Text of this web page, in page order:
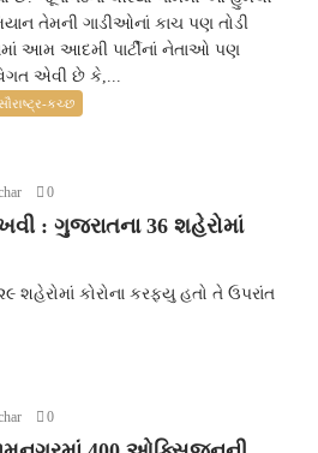
તેમની ગાડીઓનાં કાચ પણ તોડી
આમ આદમી પાર્ટીનાં નેતાઓ પણ
એવી છે કે,...
કચ્છ
0
: ગુજરાતના 36 શહેરોમાં
શહેરોમાં કોરોના કરફ્યુ હતો તે ઉપરાંત
0